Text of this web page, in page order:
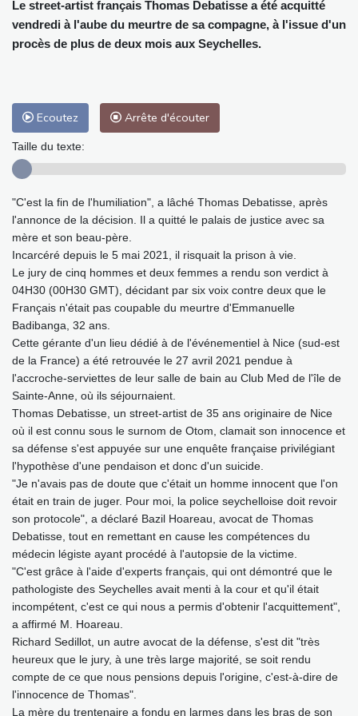
Le street-artist français Thomas Debatisse a été acquitté
vendredi à l'aube du meurtre de sa compagne, à l'issue d'un
procès de plus de deux mois aux Seychelles.
Ecoutez Arrête d'écouter
Taille du texte:
"C'est la fin de l'humiliation", a lâché Thomas Debatisse, après
l'annonce de la décision. Il a quitté le palais de justice avec sa
mère et son beau-père.
Incarcéré depuis le 5 mai 2021, il risquait la prison à vie.
Le jury de cinq hommes et deux femmes a rendu son verdict à
04H30 (00H30 GMT), décidant par six voix contre deux que le
Français n'était pas coupable du meurtre d'Emmanuelle
Badibanga, 32 ans.
Cette gérante d'un lieu dédié à de l'événementiel à Nice (sud-est
de la France) a été retrouvée le 27 avril 2021 pendue à
l'accroche-serviettes de leur salle de bain au Club Med de l'île de
Sainte-Anne, où ils séjournaient.
Thomas Debatisse, un street-artist de 35 ans originaire de Nice
où il est connu sous le surnom de Otom, clamait son innocence et
sa défense s'est appuyée sur une enquête française privilégiant
l'hypothèse d'une pendaison et donc d'un suicide.
"Je n'avais pas de doute que c'était un homme innocent que l'on
était en train de juger. Pour moi, la police seychelloise doit revoir
son protocole", a déclaré Bazil Hoareau, avocat de Thomas
Debatisse, tout en remettant en cause les compétences du
médecin légiste ayant procédé à l'autopsie de la victime.
"C'est grâce à l'aide d'experts français, qui ont démontré que le
pathologiste des Seychelles avait menti à la cour et qu'il était
incompétent, c'est ce qui nous a permis d'obtenir l'acquittement",
a affirmé M. Hoareau.
Richard Sedillot, un autre avocat de la défense, s'est dit "très
heureux que le jury, à une très large majorité, se soit rendu
compte de ce que nous pensions depuis l'origine, c'est-à-dire de
l'innocence de Thomas".
La mère du trentenaire a fondu en larmes dans les bras de son